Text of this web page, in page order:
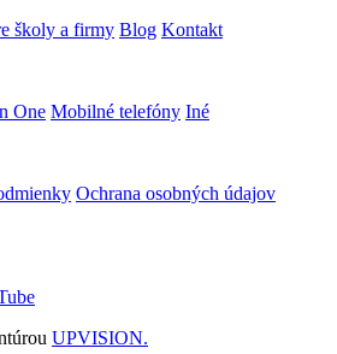
školy a firmy Blog Kontakt
One Mobilné telefóny Iné
Ochrana osobných údajov
UPVISION.